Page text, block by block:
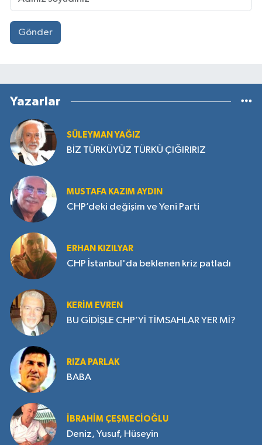
Gönder
Yazarlar
SÜLEYMAN YAĞIZ
BİZ TÜRKÜYÜZ TÜRKÜ ÇIĞIRIRIZ
MUSTAFA KAZIM AYDIN
CHP’deki değişim ve Yeni Parti
ERHAN KIZILYAR
CHP İstanbul'da beklenen kriz patladı
KERIM EVREN
BU GİDİŞLE CHP’Yİ TİMSAHLAR YER Mİ?
RIZA PARLAK
BABA
İBRAHIM ÇEŞMECİOĞLU
Deniz, Yusuf, Hüseyin